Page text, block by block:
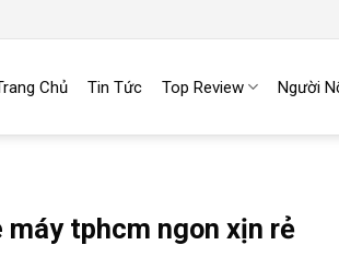
Chủ Tin Tức Top Review Người
tphcm ngon xịn rẻ